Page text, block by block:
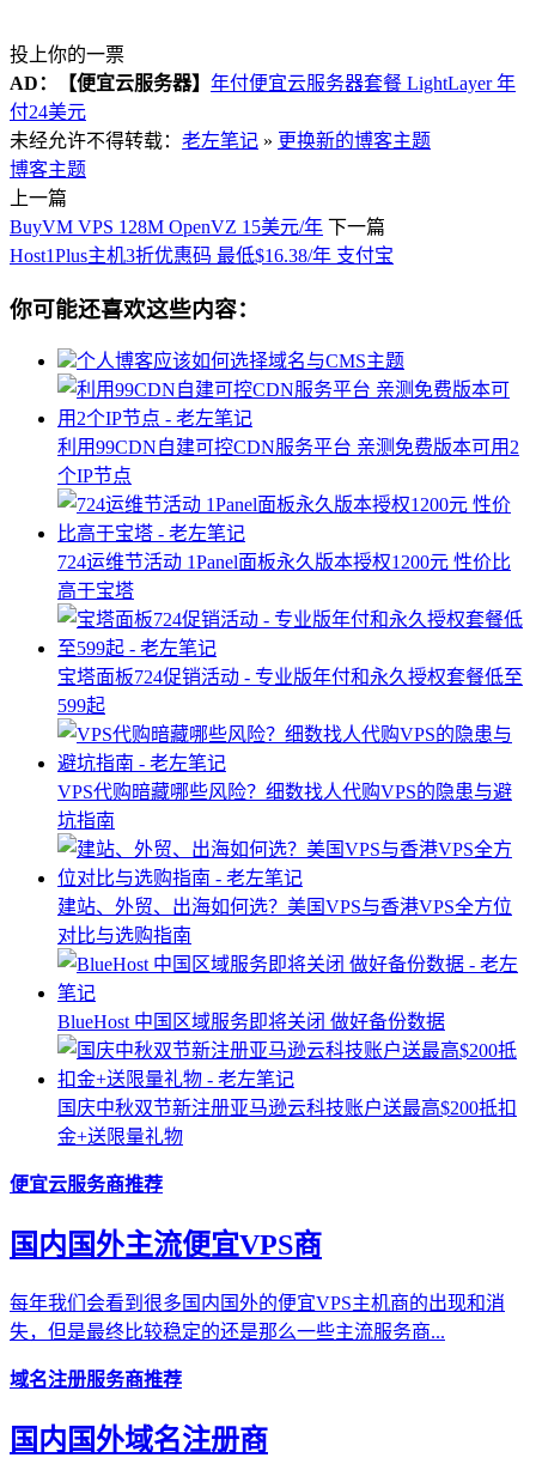
投上你的一票
AD：
【便宜云服务器】 年付便宜云服务器套餐 LightLayer 年
付24美元
未经允许不得转载： 老左笔记 » 更换新的博客主题
博客主题
上一篇
BuyVM VPS 128M OpenVZ 15美元/年 下一篇
Host1Plus主机3折优惠码 最低$16.38/年 支付宝
你可能还喜欢这些内容：
个人博客应该如何选择域名与CMS主题
利用99CDN自建可控CDN服务平台 亲测免费版本可用2
个IP节点
724运维节活动 1Panel面板永久版本授权1200元 性价比
高于宝塔
宝塔面板724促销活动 - 专业版年付和永久授权套餐低至
599起
VPS代购暗藏哪些风险？细数找人代购VPS的隐患与避
坑指南
建站、外贸、出海如何选？美国VPS与香港VPS全方位
对比与选购指南
BlueHost 中国区域服务即将关闭 做好备份数据
国庆中秋双节新注册亚马逊云科技账户送最高$200抵扣
金+送限量礼物
便宜云服务商推荐
国内国外主流便宜VPS商
每年我们会看到很多国内国外的便宜VPS主机商的出现和消
失，但是最终比较稳定的还是那么一些主流服务商...
域名注册服务商推荐
国内国外域名注册商